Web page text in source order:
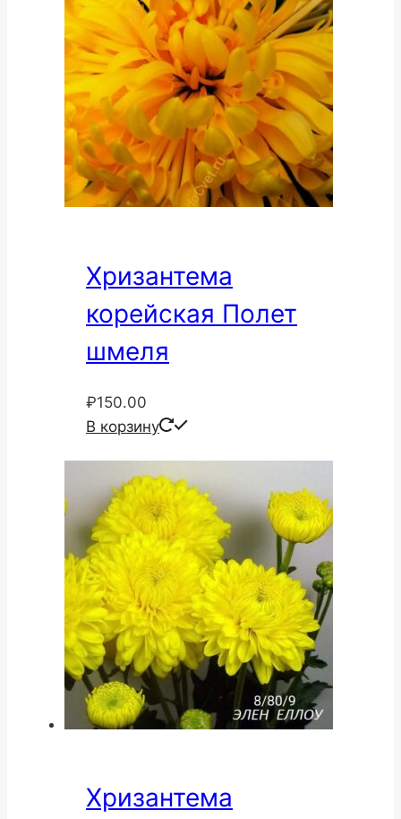
Хризантема
корейская Полет
шмеля
₽150.00
В корзину
Хризантема